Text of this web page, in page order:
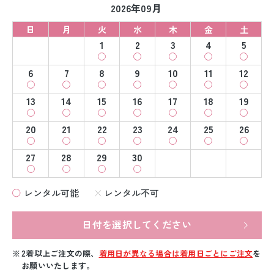
2026年09月
日 月 火 水 木 金 土
1 2 3 4
5
6
7 8 9 10 11
12
13
14 15 16 17 18
19
20
21 22 23 24 25
26
27
28 29 30
レンタル可能 レンタル不可
日付を選択してください
2着以上ご注文の際、 着用日が異なる場合は着用日ごとにご注文を
お願いいたします。